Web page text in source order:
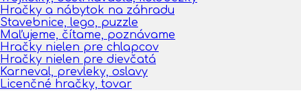
Hračky a nábytok na záhradu
Stavebnice, lego, puzzle
Maľujeme, čítame, poznávame
Hračky nielen pre chlapcov
Hračky nielen pre dievčatá
Karneval, prevleky, oslavy
Licenčné hračky, tovar